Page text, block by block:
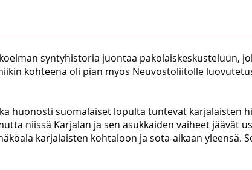
syntyhistoria juontaa pakolaiskeskusteluun,
kohteena oli pian myös Neuvostoliitolle
huonosti suomalaiset lopulta tuntevat karjalaisten
niissä Karjalan ja sen asukkaiden vaiheet jäävät
karjalaisten kohtaloon ja sota-aikaan yleensä.